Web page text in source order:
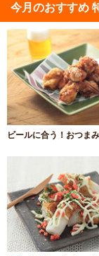
今月のおすすめ
ビールに合う！おつま